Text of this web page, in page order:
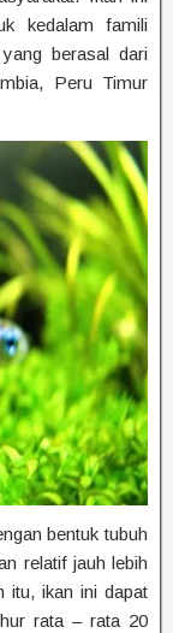
kedalam famili
berasal dari
Peru Timur
bentuk tubuh
relatif jauh lebih
itu, ikan ini dapat
rata – rata 20